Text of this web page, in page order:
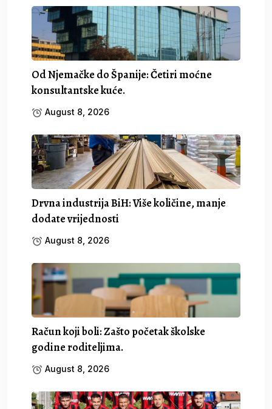
Od Njemačke do Španije: Četiri moćne
konsultantske kuće.
August 8, 2026
Drvna industrija BiH: Više količine, manje
dodate vrijednosti
August 8, 2026
Račun koji boli: Zašto početak školske
godine roditeljima.
August 8, 2026